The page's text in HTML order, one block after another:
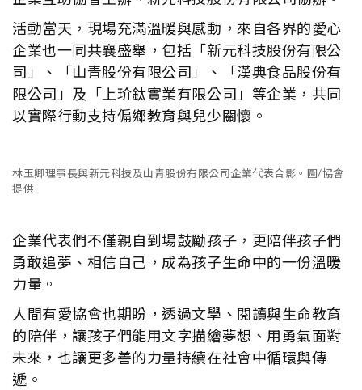
活動當天，現場充滿溫暖與感動，來自各界的愛心
企業也一同共襄盛舉，包括「新元科技股份有限公
司」、「山青股份有限公司」、「漢典食品股份有
限公司」及「上玠鈦實業有限公司」等企業，共同
以實際行動支持偏鄉教育與兒少關懷。
林玉卿理事長與新元科技及山青股份有限公司企業代表合影。圖/協會
提供
企業代表們不僅親自到場鼓勵孩子，更陪伴孩子們
勇敢追夢、相信自己，成為孩子生命中的一份溫暖
力量。
人間有愛協會也期盼，透過文學、閱讀與生命教育
的陪伴，讓孩子們能用文字描繪夢想、用勇氣面對
未來，也讓更多善的力量持續在社會中循環與傳
遞。